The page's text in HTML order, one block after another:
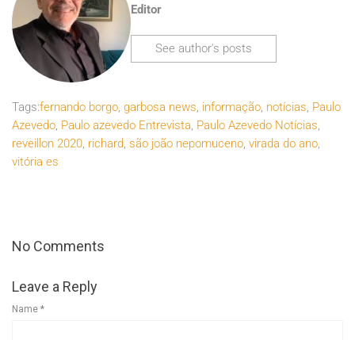
Editor
See author's posts
Tags:fernando borgo, garbosa news, informação, notícias, Paulo
Azevedo, Paulo azevedo Entrevista, Paulo Azevedo Notícias,
reveillon 2020, richard, são joão nepomuceno, virada do ano,
vitória es
No Comments
Leave a Reply
Name *